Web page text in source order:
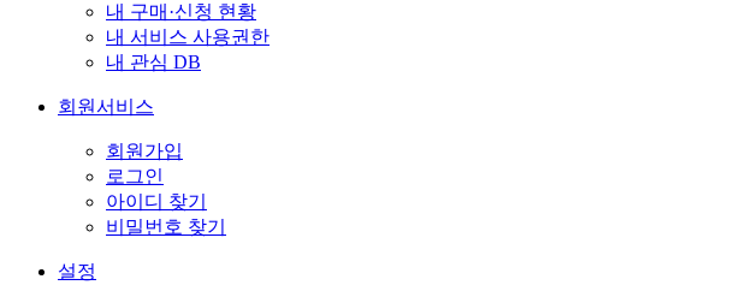
내 구매·신청 현황
내 서비스 사용권한
내 관심 DB
회원서비스
회원가입
로그인
아이디 찾기
비밀번호 찾기
설정